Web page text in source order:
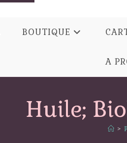
BOUTIQUE
A
Huile;
>